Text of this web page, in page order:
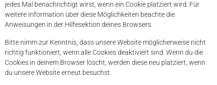
jedes Mal benachrichtigt wirst, wenn ein Cookie platziert wird. Für
weitere Information über diese Möglichkeiten beachte die
Anweisungen in der Hilfesektion deines Browsers.
Bitte nimm zur Kenntnis, dass unsere Website möglicherweise nicht
richtig funktioniert, wenn alle Cookies deaktiviert sind. Wenn du die
Cookies in deinem Browser löscht, werden diese neu platziert, wenn
du unsere Website erneut besuchst.